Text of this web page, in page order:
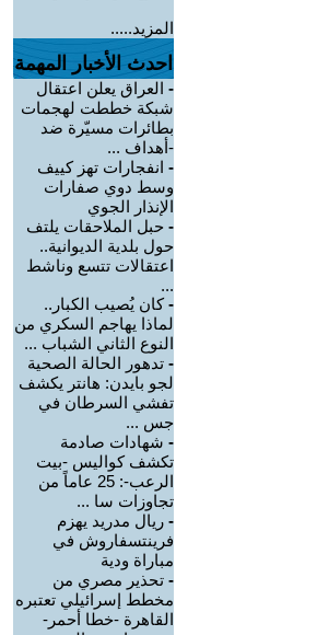
المزيد.....
احدث الأخبار المهمة
- العراق يعلن اعتقال
شبكة خططت لهجمات
بطائرات مسيّرة ضد
-أهداف ...
- انفجارات تهز كييف
وسط دوي صفارات
الإنذار الجوي
- حبل الملاحقات يلتف
حول بلدية الديوانية..
اعتقالات تتسع وناشط
...
-كان يُصيب الكبار..
لماذا يهاجم السكري من
النوع الثاني الشباب ...
- تدهور الحالة الصحية
لجو بايدن: هانتر يكشف
تفشي السرطان في
جس ...
- شهادات صادمة
تكشف كواليس -بيت
الرعب-: 25 عاماً من
تجاوزات سا ...
- ريال مدريد يهزم
فرينتسفاروش في
مباراة ودية
- تحذير مصري من
مخطط إسرائيلي تعتبره
القاهرة -خطا أحمر-